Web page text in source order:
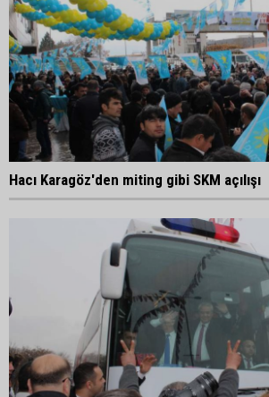
Hacı Karagöz'den miting gibi SKM açılışı